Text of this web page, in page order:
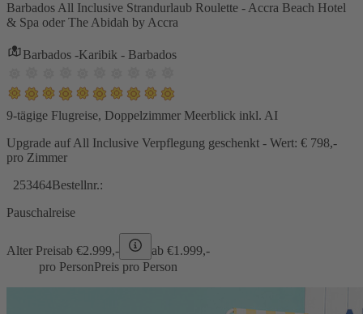
Barbados All Inclusive Strandurlaub Roulette - Accra Beach Hotel
& Spa oder The Abidah by Accra
Barbados -Karibik - Barbados
9-tägige Flugreise, Doppelzimmer Meerblick inkl. AI
Upgrade auf All Inclusive Verpflegung geschenkt - Wert: € 798,-
pro Zimmer
253464Bestellnr.:
Pauschalreise
Alter Preisab €2.999,- ab €1.999,-
pro PersonPreis pro Person